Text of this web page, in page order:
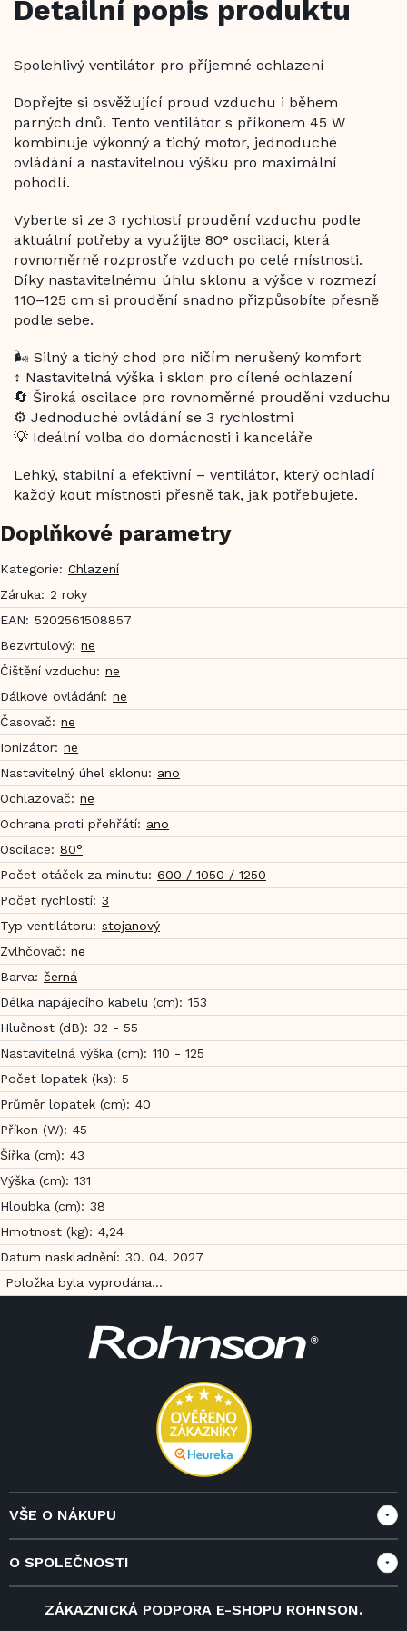
Detailní popis produktu
Spolehlivý ventilátor pro příjemné ochlazení
Dopřejte si osvěžující proud vzduchu i během
parných dnů. Tento ventilátor s příkonem 45 W
kombinuje výkonný a tichý motor, jednoduché
ovládání a nastavitelnou výšku pro maximální
pohodlí.
Vyberte si ze 3 rychlostí proudění vzduchu podle
aktuální potřeby a využijte 80° oscilaci, která
rovnoměrně rozprostře vzduch po celé místnosti.
Díky nastavitelnému úhlu sklonu a výšce v rozmezí
110–125 cm si proudění snadno přizpůsobíte přesně
podle sebe.
🌬️ Silný a tichý chod pro ničím nerušený komfort
↕️ Nastavitelná výška i sklon pro cílené ochlazení
🔄 Široká oscilace pro rovnoměrné proudění vzduchu
⚙️ Jednoduché ovládání se 3 rychlostmi
💡 Ideální volba do domácnosti i kanceláře
Lehký, stabilní a efektivní – ventilátor, který ochladí
každý kout místnosti přesně tak, jak potřebujete.
Doplňkové parametry
Kategorie: Chlazení
Záruka: 2 roky
EAN: 5202561508857
Bezvrtulový: ne
Čištění vzduchu: ne
Dálkové ovládání: ne
Časovač: ne
Ionizátor: ne
Nastavitelný úhel sklonu: ano
Ochlazovač: ne
Ochrana proti přehřátí: ano
Oscilace: 80°
Počet otáček za minutu: 600 / 1050 / 1250
Počet rychlostí: 3
Typ ventilátoru: stojanový
Zvlhčovač: ne
Barva: černá
Délka napájecího kabelu (cm): 153
Hlučnost (dB): 32 - 55
Nastavitelná výška (cm): 110 - 125
Počet lopatek (ks): 5
Průměr lopatek (cm): 40
Příkon (W): 45
Šířka (cm): 43
Výška (cm): 131
Hloubka (cm): 38
Hmotnost (kg): 4,24
Datum naskladnění: 30. 04. 2027
Položka byla vyprodána…
VŠE O NÁKUPU
Doprava a služby
Reklamace
O SPOLEČNOSTI
ZÁKAZNICKÁ PODPORA E-SHOPU ROHNSON.